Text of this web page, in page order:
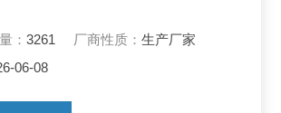
：3261 厂商性质：生产厂家
06-08